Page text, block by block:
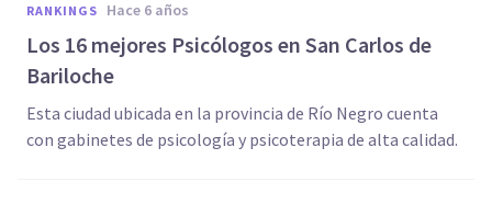
RANKINGS hace 6 años
Los 16 mejores Psicólogos en San Carlos de
Bariloche
Esta ciudad ubicada en la provincia de Río Negro cuenta
con gabinetes de psicología y psicoterapia de alta calidad.